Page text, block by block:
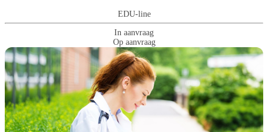
EDU-line
In aanvraag
Op aanvraag